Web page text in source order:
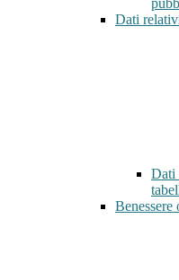
Dati
Dati
Benessere